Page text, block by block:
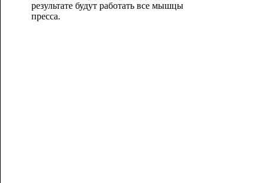
результате будут работать все мышцы
пресса.